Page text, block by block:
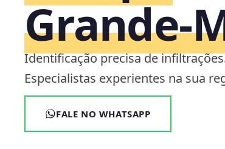
Identificação precisa de
Especialistas experientes na sua
FALE NO WHATSAPP